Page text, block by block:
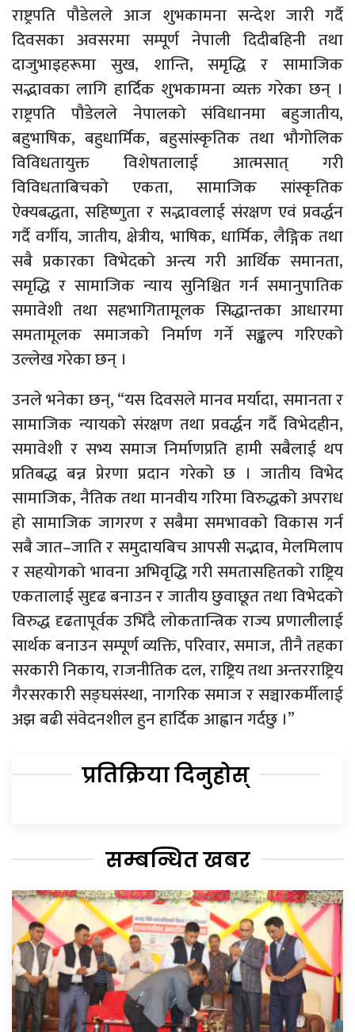
राष्ट्रपति पौडेलले आज शुभकामना सन्देश जारी गर्दै
दिवसका अवसरमा सम्पूर्ण नेपाली दिदीबहिनी तथा
दाजुभाइहरूमा सुख, शान्ति, समृद्धि र सामाजिक
सद्भावका लागि हार्दिक शुभकामना व्यक्त गरेका छन् ।
राष्ट्रपति पौडेलले नेपालको संविधानमा बहुजातीय,
बहुभाषिक, बहुधार्मिक, बहुसांस्कृतिक तथा भौगोलिक
विविधतायुक्त विशेषतालाई आत्मसात् गरी
विविधताबिचको एकता, सामाजिक सांस्कृतिक
ऐक्यबद्धता, सहिष्णुता र सद्भावलाई संरक्षण एवं प्रवर्द्धन
गर्दै वर्गीय, जातीय, क्षेत्रीय, भाषिक, धार्मिक, लैङ्गिक तथा
सबै प्रकारका विभेदको अन्त्य गरी आर्थिक समानता,
समृद्धि र सामाजिक न्याय सुनिश्चित गर्न समानुपातिक
समावेशी तथा सहभागितामूलक सिद्धान्तका आधारमा
समतामूलक समाजको निर्माण गर्ने सङ्कल्प गरिएको
उल्लेख गरेका छन् ।
उनले भनेका छन्, “यस दिवसले मानव मर्यादा, समानता र
सामाजिक न्यायको संरक्षण तथा प्रवर्द्धन गर्दै विभेदहीन,
समावेशी र सभ्य समाज निर्माणप्रति हामी सबैलाई थप
प्रतिबद्ध बन्न प्रेरणा प्रदान गरेको छ । जातीय विभेद
सामाजिक, नैतिक तथा मानवीय गरिमा विरुद्धको अपराध
हो सामाजिक जागरण र सबैमा समभावको विकास गर्न
सबै जात–जाति र समुदायबिच आपसी सद्भाव, मेलमिलाप
र सहयोगको भावना अभिवृद्धि गरी समतासहितको राष्ट्रिय
एकतालाई सुदृढ बनाउन र जातीय छुवाछूत तथा विभेदको
विरुद्ध दृढतापूर्वक उभिँदै लोकतान्त्रिक राज्य प्रणालीलाई
सार्थक बनाउन सम्पूर्ण व्यक्ति, परिवार, समाज, तीनै तहका
सरकारी निकाय, राजनीतिक दल, राष्ट्रिय तथा अन्तरराष्ट्रिय
गैरसरकारी सङ्घसंस्था, नागरिक समाज र सञ्चारकर्मीलाई
अझ बढी संवेदनशील हुन हार्दिक आह्वान गर्दछु ।”
प्रतिक्रिया दिनुहोस्
सम्बन्धित खबर